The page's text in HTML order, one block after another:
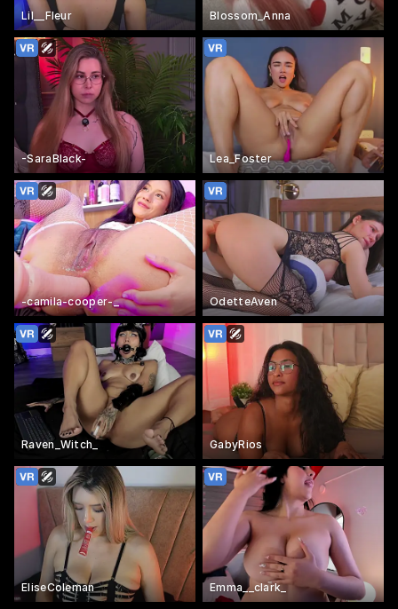
Lil__Fleur Blossom_Anna
-SaraBlack- Lea_Foster
-camila-cooper-_ OdetteAven
Raven_Witch_ GabyRios
EliseColeman Emma__clark_